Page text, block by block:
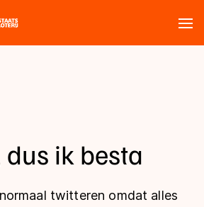
ik besta
twitteren omdat alles